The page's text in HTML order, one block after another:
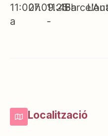
11:00h
a
27.09.25
11:45h
-
Localització